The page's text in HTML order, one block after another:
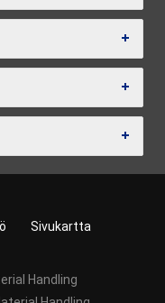
Sivukartta
Handling